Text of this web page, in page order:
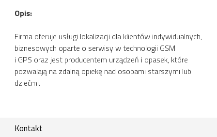
Opis:
Firma oferuje usługi lokalizacji dla klientów indywidualnych,
biznesowych oparte o serwisy w technologii GSM
i GPS oraz jest producentem urządzeń i opasek, które
pozwalają na zdalną opiekę nad osobami starszymi lub
dziećmi.
Kontakt